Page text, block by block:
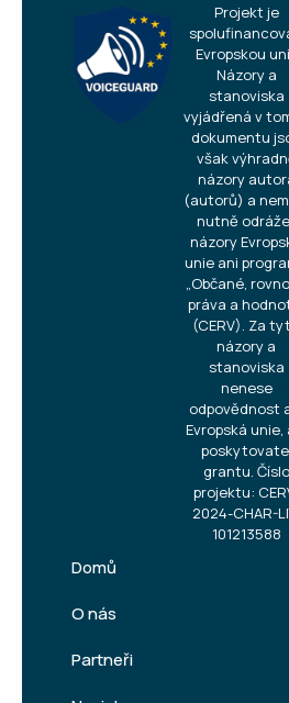
Projekt je
Evropskou
Názory a
stanoviska
vyjádřená v
dokumentu
však
názory
(autorů) a
nutně
názory
unie ani
„Občané,
práva a
(CERV). Za
názory a
stanoviska
nenese
odpovědnost
Evropská unie,
grantu. Číslo
projektu:
2024-CHAR-
101213588
Domů
O nás
Partneři